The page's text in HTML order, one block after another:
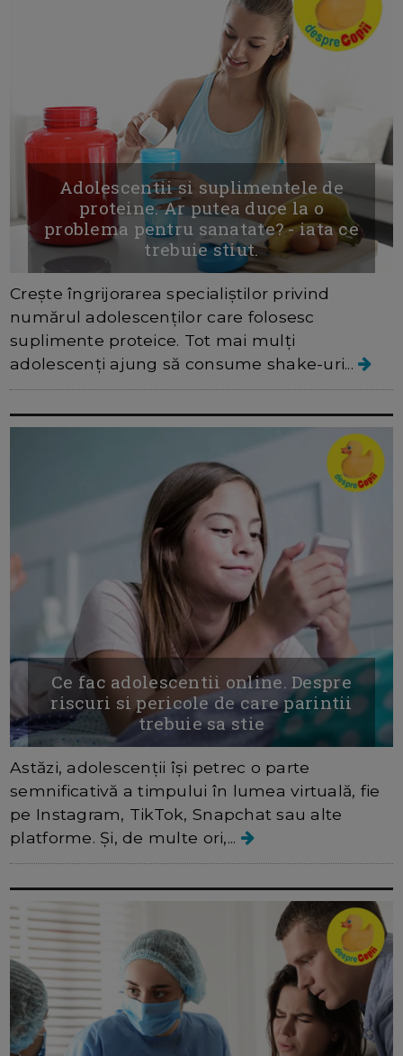
Adolescentii si suplimentele de
proteine. Ar putea duce la o
problema pentru sanatate? - iata ce
trebuie stiut.
Crește îngrijorarea specialiștilor privind
numărul adolescenților care folosesc
suplimente proteice. Tot mai mulți
adolescenți ajung să consume shake-uri...
Ce fac adolescentii online. Despre
riscuri si pericole de care parintii
trebuie sa stie
Astăzi, adolescenții își petrec o parte
semnificativă a timpului în lumea virtuală, fie
pe Instagram, TikTok, Snapchat sau alte
platforme. Și, de multe ori,...